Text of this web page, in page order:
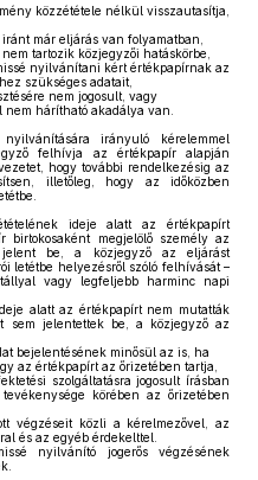
közzététele nélkül visszautasítja,
már eljárás van folyamatban,
tartozik közjegyzői hatáskörbe,
nyilvánítani kért értékpapírnak az
szükséges adatait,
nem jogosult, vagy
hárítható akadálya van.
irányuló kérelemmel
felhívja az értékpapír alapján
hogy további rendelkezésig az
illetőleg, hogy az időközben
ideje alatt az értékpapírt
megjelölő személy az
jelent be, a közjegyző az eljárást
letétbe helyezésről szóló felhívását –
vagy legfeljebb harminc napi
alatt az értékpapírt nem mutatták
sem jelentettek be, a közjegyző az
bejelentésének minősül az is, ha
az értékpapírt az őrizetében tartja,
szolgáltatásra jogosult írásban
körében az őrizetében
végzéseit közli a kérelmezővel, az
és az egyéb érdekelttel.
nyilvánító jogerős végzésének